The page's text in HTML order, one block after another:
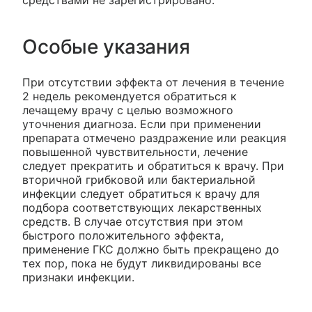
Особые указания
При отсутствии эффекта от лечения в течение
2 недель рекомендуется обратиться к
лечащему врачу с целью возможного
уточнения диагноза. Если при применении
препарата отмечено раздражение или реакция
повышенной чувствительности, лечение
следует прекратить и обратиться к врачу. При
вторичной грибковой или бактериальной
инфекции следует обратиться к врачу для
подбора соответствующих лекарственных
средств. В случае отсутствия при этом
быстрого положительного эффекта,
применение ГКС должно быть прекращено до
тех пор, пока не будут ликвидированы все
признаки инфекции.